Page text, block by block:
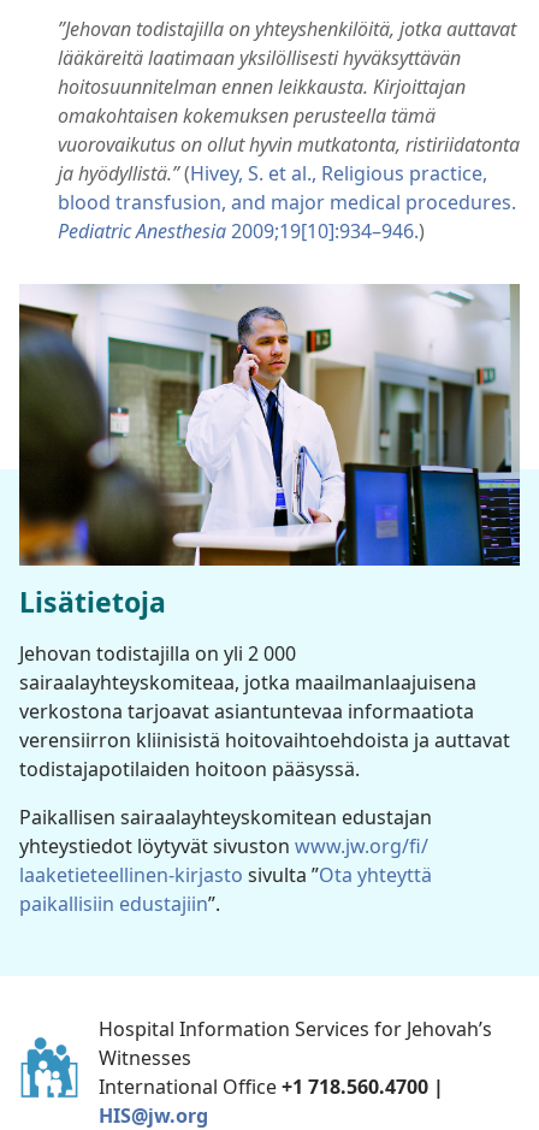
”Jehovan todistajilla on yhteyshenkilöitä, jotka auttavat
lääkäreitä laatimaan yksilöllisesti hyväksyttävän
hoitosuunnitelman ennen leikkausta. Kirjoittajan
omakohtaisen kokemuksen perusteella tämä
vuorovaikutus on ollut hyvin mutkatonta, ristiriidatonta
ja hyödyllistä.”(Hivey, S. et al., Religious practice,
blood transfusion, and major medical procedures.
Pediatric Anesthesia2009;19[10]:934–946.)
Lisätietoja
Jehovan todistajilla on yli 2 000
sairaalayhteyskomiteaa, jotka maailmanlaajuisena
verkostona tarjoavat asiantuntevaa informaatiota
verensiirron kliinisistä hoitovaihtoehdoista ja auttavat
todistajapotilaiden hoitoon pääsyssä.
Paikallisen sairaalayhteyskomitean edustajan
yhteystiedot löytyvät sivuston www.jw.org/​fi/​
laaketieteellinen-kirjasto sivulta ”Ota yhteyttä
paikallisiin edustajiin”.
Hospital Information Services for Jehovah’s
Witnesses
International Office+1 718.560.4700 |
HIS@jw.org